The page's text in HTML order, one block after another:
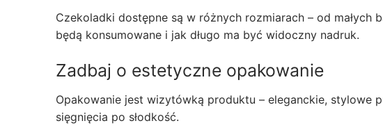
Czekoladki dostępne są w różnych rozmiarach – od
będą konsumowane i jak długo ma być widoczny nadruk.
Zadbaj o estetyczne opakowanie
Opakowanie jest wizytówką produktu – eleganckie, stylowe
sięgnięcia po słodkość.